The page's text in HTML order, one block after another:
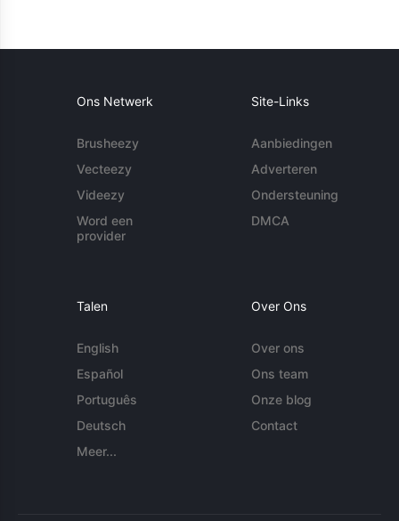
Ons Netwerk
Brusheezy
Vecteezy
Videezy
Word een
provider
Site-Links
Aanbiedingen
Adverteren
Ondersteuning
DMCA
Talen
English
Español
Português
Deutsch
Meer...
Over Ons
Over ons
Ons team
Onze blog
Contact